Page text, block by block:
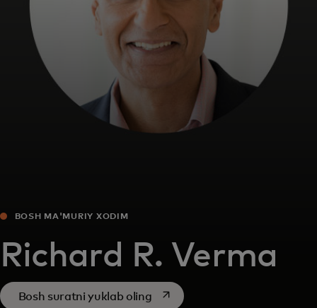
Yangiliklar va trendlar
BOSH MA'MURIY XODIM
Richard R. Verma
Bosh suratni yuklab olingopens in a new tab